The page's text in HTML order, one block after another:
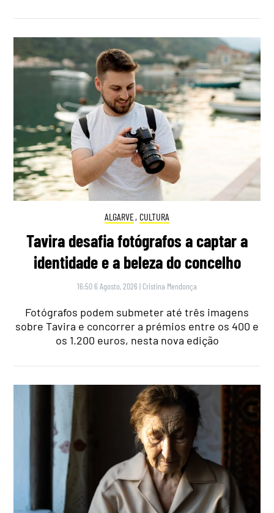
ALGARVE, CULTURA
Tavira desafia fotógrafos a captar a
identidade e a beleza do concelho
16:50 6 Agosto, 2026 | Cristina Mendonça
Fotógrafos podem submeter até três imagens
sobre Tavira e concorrer a prémios entre os 400 e
os 1.200 euros, nesta nova edição